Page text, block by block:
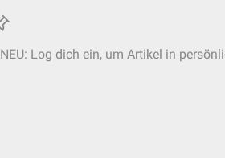
NEU: Log dich ein, um Artikel in